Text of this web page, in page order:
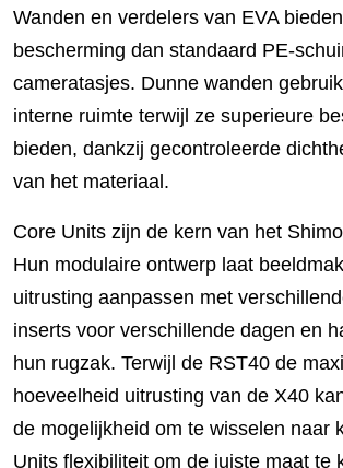
Wanden en verdelers van EVA
bescherming dan standaard PE-
cameratasjes. Dunne wanden
interne ruimte terwijl ze superieure
bieden, dankzij gecontroleerde
van het materiaal.
Core Units zijn de kern van het
Hun modulaire ontwerp laat
uitrusting aanpassen met
inserts voor verschillende dagen en
hun rugzak. Terwijl de RST40 de
hoeveelheid uitrusting van de X40
de mogelijkheid om te wisselen naar
Units flexibiliteit om de juiste maat te